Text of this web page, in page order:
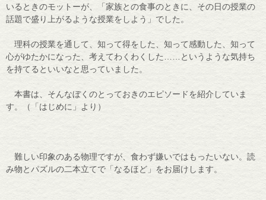
いるときのモットーが、「家族との食事のときに、その日の授業の
話題で盛り上がるような授業をしよう」でした。
理科の授業を通して、知って得をした、知って感動した、知って
心がゆたかになった、考えてわくわくした……というような気持ち
を持てるといいなと思っていました。
本書は、そんなぼくのとっておきのエピソードを紹介していま
す。（「はじめに」より）
難しい印象のある物理ですが、食わず嫌いではもったいない。読
み物とパズルの二本立てで「なるほど」をお届けします。